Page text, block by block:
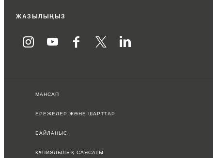
ЖАЗЫЛЫҢЫЗ
МАНСАП
ЕРЕЖЕЛЕР ЖӘНЕ ШАРТТАР
БАЙЛАНЫС
ҚҰПИЯЛЫЛЫҚ САЯСАТЫ